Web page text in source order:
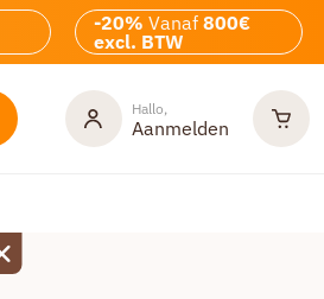
-20% Vanaf 800€
excl. BTW
Hallo,
Aanmelden